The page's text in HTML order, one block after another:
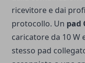
ricevitore e dai
protocollo. Un pad
caricatore da 10 W
stesso pad